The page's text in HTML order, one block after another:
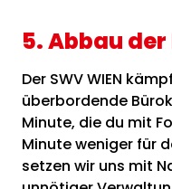
5. Abbau
Der SWV WIEN
überbordende
Minute, die du mit
Minute weniger für
setzen wir uns mit